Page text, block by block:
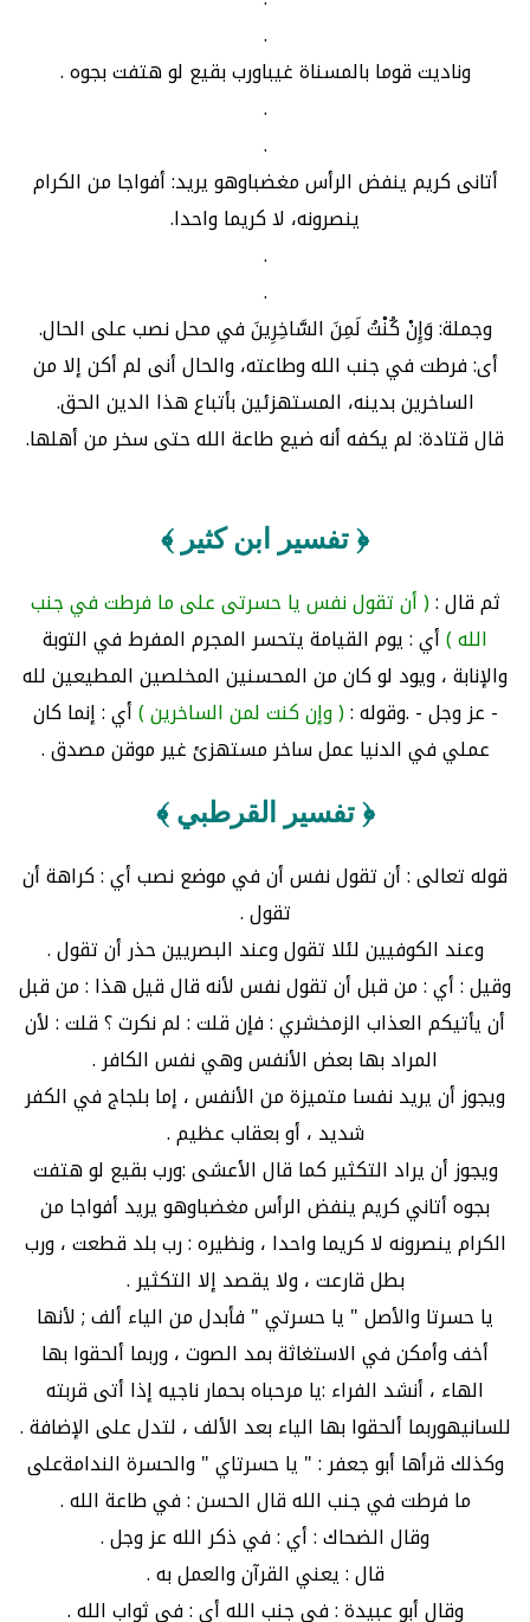
.
وناديت قوما بالمسناة غيباورب بقيع لو هتفت بجوه .
.
.
أتانى كريم ينفض الرأس مغضباوهو يريد: أفواجا من الكرام
ينصرونه، لا كريما واحدا.
.
.
وجملة: وَإِنْ كُنْتُ لَمِنَ السَّاخِرِينَ في محل نصب على الحال.
أى: فرطت في جنب الله وطاعته، والحال أنى لم أكن إلا من
الساخرين بدينه، المستهزئين بأتباع هذا الدين الحق.
قال قتادة: لم يكفه أنه ضيع طاعة الله حتى سخر من أهلها.
﴿ تفسير ابن كثير ﴾
ثم قال :( أن تقول نفس يا حسرتى على ما فرطت في جنب
الله )أي : يوم القيامة يتحسر المجرم المفرط في التوبة
والإنابة ، ويود لو كان من المحسنين المخلصين المطيعين لله
- عز وجل - .وقوله :( وإن كنت لمن الساخرين )أي : إنما كان
عملي في الدنيا عمل ساخر مستهزئ غير موقن مصدق .
﴿ تفسير القرطبي ﴾
قوله تعالى : أن تقول نفس أن في موضع نصب أي : كراهة أن
تقول .
وعند الكوفيين لئلا تقول وعند البصريين حذر أن تقول .
وقيل : أي : من قبل أن تقول نفس لأنه قال قيل هذا : من قبل
أن يأتيكم العذاب الزمخشري : فإن قلت : لم نكرت ؟ قلت : لأن
المراد بها بعض الأنفس وهي نفس الكافر .
ويجوز أن يريد نفسا متميزة من الأنفس ، إما بلجاج في الكفر
شديد ، أو بعقاب عظيم .
ويجوز أن يراد التكثير كما قال الأعشى :ورب بقيع لو هتفت
بجوه أتاني كريم ينفض الرأس مغضباوهو يريد أفواجا من
الكرام ينصرونه لا كريما واحدا ، ونظيره : رب بلد قطعت ، ورب
بطل قارعت ، ولا يقصد إلا التكثير .
يا حسرتا والأصل " يا حسرتي " فأبدل من الياء ألف ; لأنها
أخف وأمكن في الاستغاثة بمد الصوت ، وربما ألحقوا بها
الهاء ، أنشد الفراء :يا مرحباه بحمار ناجيه إذا أتى قربته
للسانيهوربما ألحقوا بها الياء بعد الألف ، لتدل على الإضافة .
وكذلك قرأها أبو جعفر : " يا حسرتاي " والحسرة الندامةعلى
ما فرطت في جنب الله قال الحسن : في طاعة الله .
وقال الضحاك : أي : في ذكر الله عز وجل .
قال : يعني القرآن والعمل به .
وقال أبو عبيدة : في جنب الله أي : في ثواب الله .